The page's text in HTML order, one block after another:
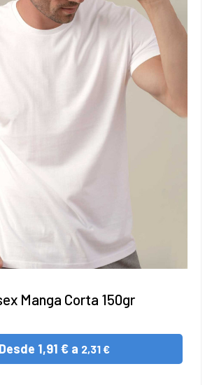
Manga Corta 150gr
Desde 1,91 € a 2,31 €